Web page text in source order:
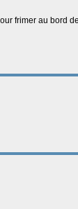
frimer au bord